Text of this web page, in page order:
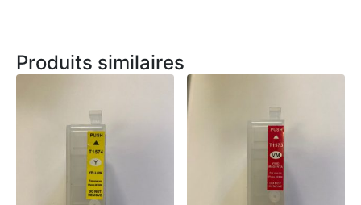
Produits similaires